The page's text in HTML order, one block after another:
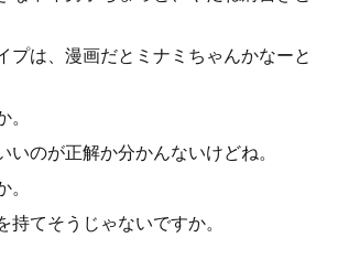
プは、漫画だとミナミちゃんかなーと
いのが正解か分かんないけどね。
持てそうじゃないですか。